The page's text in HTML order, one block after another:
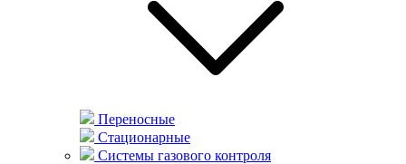
Переносные
Стационарные
Системы газового контроля